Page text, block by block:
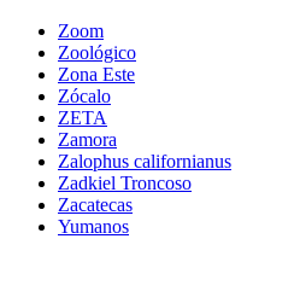
Zoom
Zoológico
Zona Este
Zócalo
ZETA
Zamora
Zalophus californianus
Zadkiel Troncoso
Zacatecas
Yumanos